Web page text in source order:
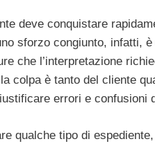
deve conquistare
sforzo congiunto, infatti,
che l’interpretazione
colpa è tanto del cliente
errori e confusioni
qualche tipo di